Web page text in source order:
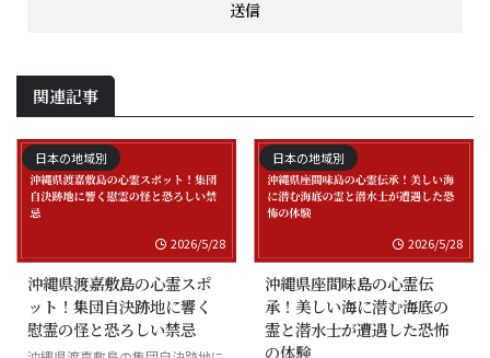
関連記事
日本の地域別
2026/5/28
沖縄県渡嘉敷島の心霊スポ
ット！集団自決跡地に響く
慰霊の怪と恐ろしい禁忌
日本の地域別
2026/5/28
沖縄県座間味島の心霊伝
承！美しい海に潜む海底の
霊と潜水士が遭遇した恐怖
の体験